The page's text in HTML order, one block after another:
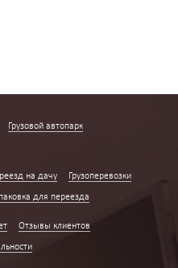
Грузовой автопарк
на дачу Грузоперевозки
для переезда
Отзывы клиентов